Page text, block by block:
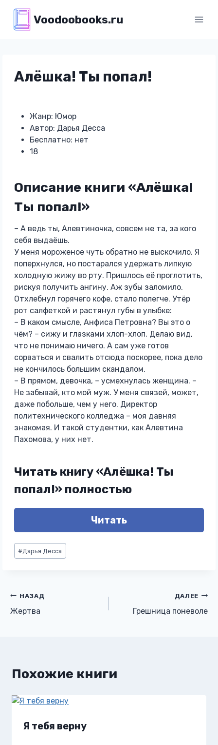
содержимому
Voodoobooks.ru
Алёшка! Ты попал!
Жанр: Юмор
Автор: Дарья Десса
Бесплатно: нет
18
Описание книги «Алёшка!
Ты попал!»
– А ведь ты, Алевтиночка, совсем не та, за кого
себя выдаёшь.
У меня мороженое чуть обратно не выскочило. Я
поперхнулся, но постарался удержать липкую
холодную жижу во рту. Пришлось её проглотить,
рискуя получить ангину. Аж зубы заломило.
Отхлебнул горячего кофе, стало полегче. Утёр
рот салфеткой и растянул губы в улыбке:
– В каком смысле, Анфиса Петровна? Вы это о
чём? – сижу и глазками хлоп-хлоп. Делаю вид,
что не понимаю ничего. А сам уже готов
сорваться и свалить отсюда поскорее, пока дело
не кончилось большим скандалом.
– В прямом, девочка, – усмехнулась женщина. –
Не забывай, кто мой муж. У меня связей, может,
даже побольше, чем у него. Директор
политехнического колледжа – моя давняя
знакомая. И такой студентки, как Алевтина
Пахомова, у них нет.
Читать книгу «Алёшка! Ты
попал!» полностью
Читать
Метки
записи:
#Дарья Десса
Навигация
по
НАЗАД
Жертва
ДАЛЕЕ
Грешница поневоле
Похожие книги
Я тебя верну